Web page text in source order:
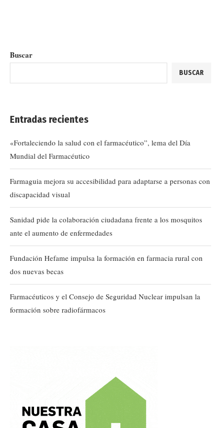
Buscar
BUSCAR
Entradas recientes
«Fortaleciendo la salud con el farmacéutico”, lema del Día
Mundial del Farmacéutico
Farmaguia mejora su accesibilidad para adaptarse a personas con
discapacidad visual
Sanidad pide la colaboración ciudadana frente a los mosquitos
ante el aumento de enfermedades
Fundación Hefame impulsa la formación en farmacia rural con
dos nuevas becas
Farmacéuticos y el Consejo de Seguridad Nuclear impulsan la
formación sobre radiofármacos